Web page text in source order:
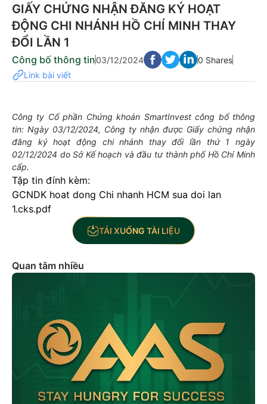
GIẤY CHỨNG NHẬN ĐĂNG KÝ HOẠT
ĐỘNG CHI NHÁNH HỒ CHÍ MINH THAY
ĐỔI LẦN 1
Công bố thông tin03/12/2024
0 Shares
Link bài viết
Công ty Cổ phần Chứng khoán SmartInvest công bố thông
tin: Ngày 03/12/2024, Công ty nhận được Giấy chứng nhận
đăng ký hoạt động chi nhánh thay đổi lần thứ 1 ngày
02/12/2024 do Sở Kế hoạch và đầu tư thành phố Hồ Chí Minh
cấp.
Tập tin đính kèm:
GCNDK hoat dong Chi nhanh HCM sua doi lan
1.cks.pdf
TẢI XUỐNG TÀI LIỆU
Quan tâm nhiều